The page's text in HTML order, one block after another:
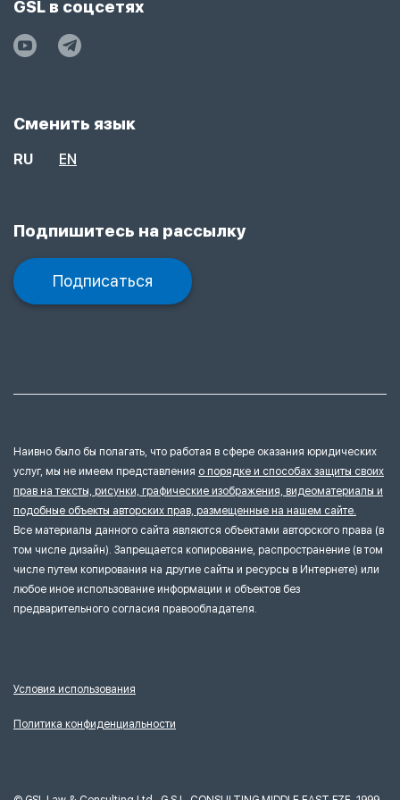
GSL в соцсетях
Сменить язык
RU EN
Подпишитесь на рассылку
Подписаться
Наивно было бы полагать, что работая в сфере оказания юридических
услуг, мы не имеем представления о порядке и способах защиты своих
прав на тексты, рисунки, графические изображения, видеоматериалы и
подобные объекты авторских прав, размещенные на нашем сайте.
Все материалы данного сайта являются объектами авторского права (в
том числе дизайн). Запрещается копирование, распространение (в том
числе путем копирования на другие сайты и ресурсы в Интернете) или
любое иное использование информации и объектов без
предварительного согласия правообладателя.
Условия использования
Политика конфиденциальности